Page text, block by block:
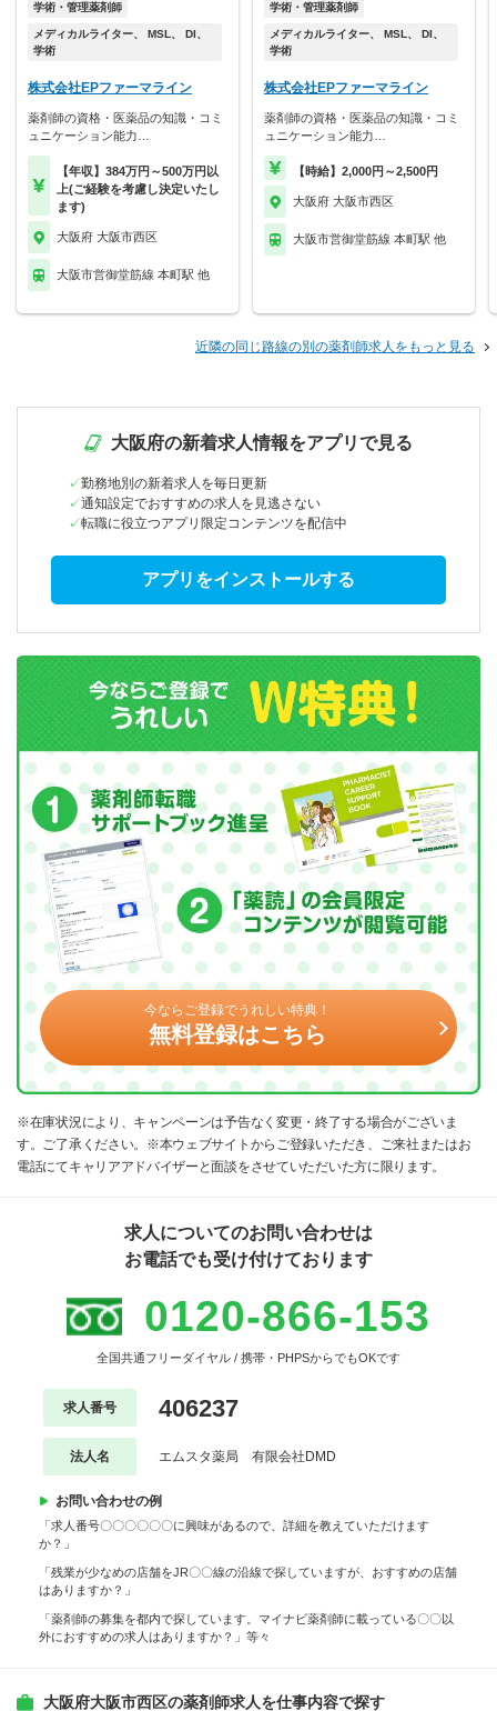
学術・管理薬剤師
メディカルライター、 MSL、 DI、
学術
株式会社EPファーマライン
薬剤師の資格・医薬品の知識・コミ
ュニケーション能力…
【年収】384万円～500万円以
上(ご経験を考慮し決定いたし
ます)
大阪府 大阪市西区
大阪市営御堂筋線 本町駅 他
学術・管理薬剤師
メディカルライター、 MSL、 DI、
学術
株式会社EPファーマライン
薬剤師の資格・医薬品の知識・コミ
ュニケーション能力…
【時給】2,000円～2,500円
大阪府 大阪市西区
大阪市営御堂筋線 本町駅 他
近隣の同じ路線の別の薬剤師求人をもっと見る
大阪府の新着求人情報をアプリで見る
勤務地別の新着求人を毎日更新
通知設定でおすすめの求人を見逃さない
転職に役立つアプリ限定コンテンツを配信中
アプリをインストールする
今ならご登録でうれしい特典！
無料登録はこちら
※在庫状況により、キャンペーンは予告なく変更・終了する場合がございま
す。ご了承ください。※本ウェブサイトからご登録いただき、ご来社またはお
電話にてキャリアアドバイザーと面談をさせていただいた方に限ります。
求人についてのお問い合わせは
お電話でも受け付けております
0120-866-153
全国共通フリーダイヤル / 携帯・PHPSからでもOKです
求人番号 406237
法人名 エムスタ薬局 有限会社DMD
お問い合わせの例
「求人番号〇〇〇〇〇〇に興味があるので、詳細を教えていただけます
か？」
「残業が少なめの店舗をJR〇〇線の沿線で探していますが、おすすめの店舗
はありますか？」
「薬剤師の募集を都内で探しています。マイナビ薬剤師に載っている〇〇以
外におすすめの求人はありますか？」等々
大阪府大阪市西区の薬剤師求人を仕事内容で探す